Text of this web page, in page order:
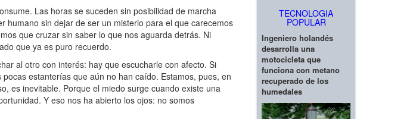
Las horas se suceden sin posibilidad de marcha
humano sin dejar de ser un misterio para el que carecemos
que cruzar sin saber lo que nos aguarda detrás. Ni
que ya es puro recuerdo.
al otro con interés: hay que escucharle con afecto. Si
estanterías que aún no han caído. Estamos, pues, en
es inevitable. Porque el miedo surge cuando existe una
Y eso nos ha abierto los ojos: no somos
TECNOLOGIA
POPULAR
Ingeniero holandés
desarrolla una
motocicleta que
funciona con metano
recuperado de los
humedales